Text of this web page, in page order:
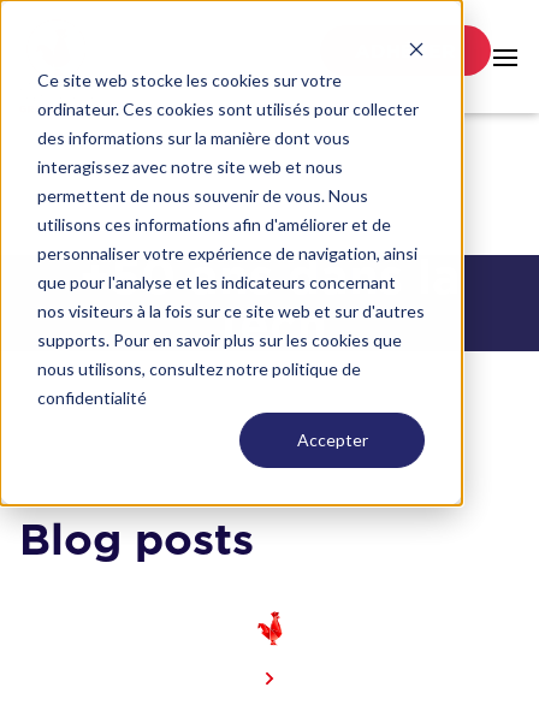
Ce site web stocke les cookies sur votre
ordinateur. Ces cookies sont utilisés pour collecter
des informations sur la manière dont vous
interagissez avec notre site web et nous
permettent de nous souvenir de vous. Nous
utilisons ces informations afin d'améliorer et de
personnaliser votre expérience de navigation, ainsi
que pour l'analyse et les indicateurs concernant
nos visiteurs à la fois sur ce site web et sur d'autres
supports. Pour en savoir plus sur les cookies que
nous utilisons, consultez notre politique de
confidentialité
Accepter
ADHÉRER
+50 ans dans la
Tech
Blog posts